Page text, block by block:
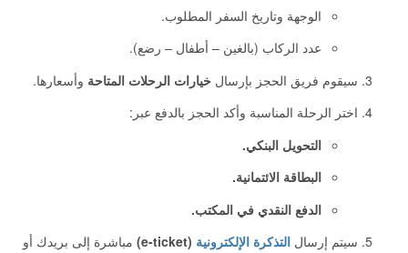
الوجهة وتاريخ السفر المطلوب.
عدد الركاب (بالغين – أطفال – رضع).
سيقوم فريق الحجز بإرسال خيارات الرحلات المتاحة وأسعارها.
اختر الرحلة المناسبة وأكد الحجز بالدفع عبر:
التحويل البنكي.
البطاقة الائتمانية.
الدفع النقدي في المكتب.
سيتم إرسال التذكرة الإلكترونية (e-ticket)
مباشرة إلى بريدك أو